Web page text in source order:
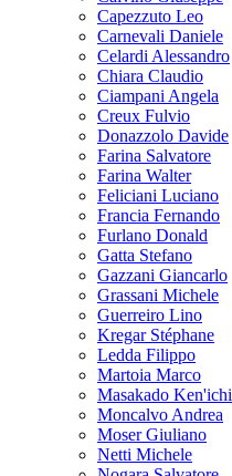
Capezzuto Leo
Carnevali Daniele
Celardi Alessandro
Chiara Claudio
Ciampani Angela
Creux Fulvio
Donazzolo Davide
Farina Salvatore
Farina Walter
Feliciani Luciano
Francia Fernando
Furlano Donald
Gatta Stefano
Gazzani Giancarlo
Grassani Michele
Guerreiro Lino
Kregar Stéphane
Ledda Filippo
Martoia Marco
Masakado Ken'ichi
Moncalvo Andrea
Moser Giuliano
Netti Michele